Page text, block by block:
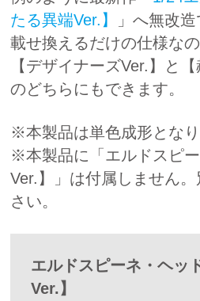
たる異端Ver.】
」へ無改
載せ換えるだけの仕様な
【デザイナーズVer.】と
のどちらにもできます。
※本製品は単色成形となり
※本製品に「エルドスピ
Ver.】」は付属しません
さい。
エルドスピーネ・ヘッ
Ver.】